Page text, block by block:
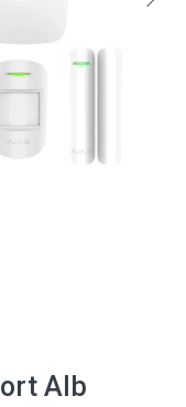
Alb